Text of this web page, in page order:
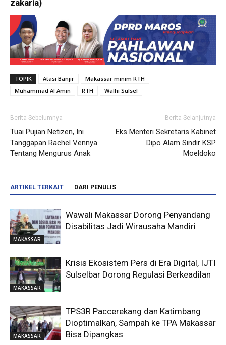
zakaria)
TOPIK Atasi Banjir
Makassar minim RTH
Muhammad Al Amin
RTH Walhi Sulsel
Berita Sebelumnya
Tuai Pujian Netizen, Ini
Tanggapan Rachel Vennya
Tentang Mengurus Anak
Berita Selanjutnya
Eks Menteri Sekretaris Kabinet
Dipo Alam Sindir KSP
Moeldoko
ARTIKEL TERKAIT DARI PENULIS
MAKASSAR
Wawali Makassar Dorong Penyandang
Disabilitas Jadi Wirausaha Mandiri
MAKASSAR
Krisis Ekosistem Pers di Era Digital, IJTI
Sulselbar Dorong Regulasi Berkeadilan
MAKASSAR
TPS3R Paccerekang dan Katimbang
Dioptimalkan, Sampah ke TPA Makassar
Bisa Dipangkas